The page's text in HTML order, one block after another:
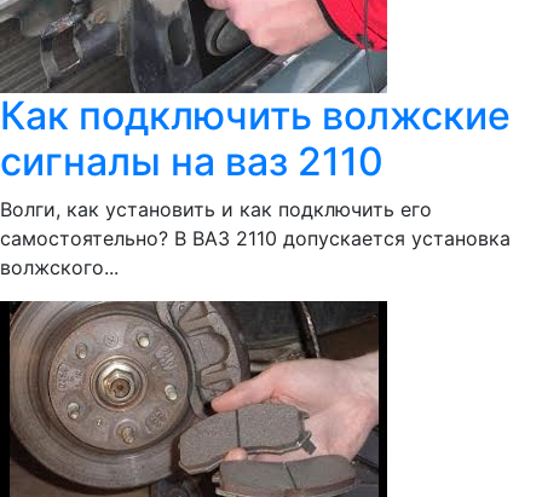
Как подключить волжские
сигналы на ваз 2110
Волги, как установить и как подключить его
самостоятельно? В ВАЗ 2110 допускается установка
волжского...